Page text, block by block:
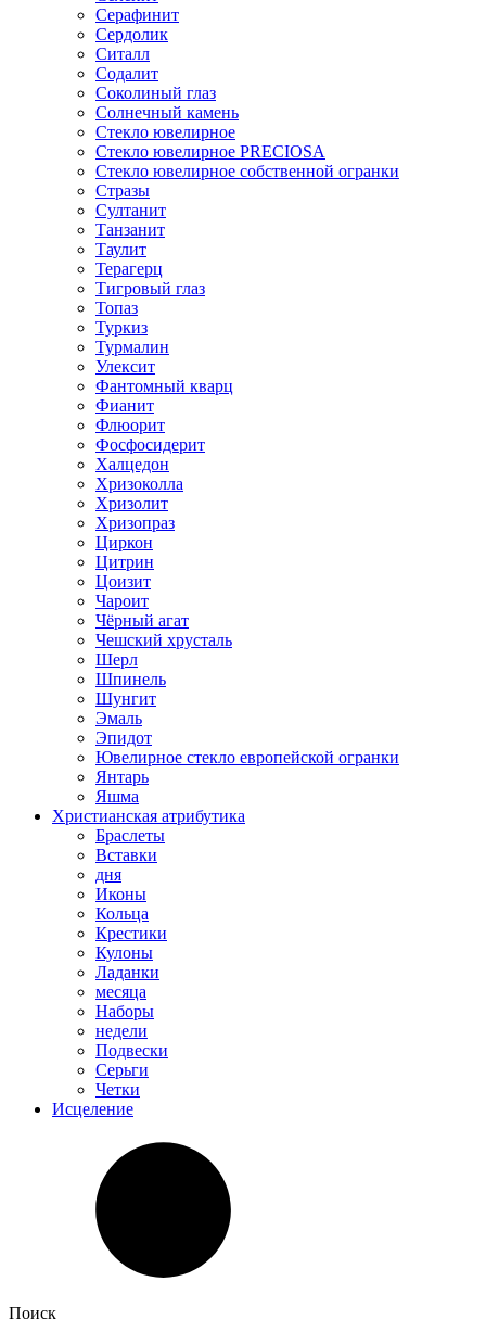
Серафинит
Сердолик
Ситалл
Содалит
Соколиный глаз
Солнечный камень
Стекло ювелирное
Стекло ювелирное PRECIOSA
Стекло ювелирное собственной огранки
Стразы
Султанит
Танзанит
Таулит
Терагерц
Тигровый глаз
Топаз
Туркиз
Турмалин
Улексит
Фантомный кварц
Фианит
Флюорит
Фосфосидерит
Халцедон
Хризоколла
Хризолит
Хризопраз
Циркон
Цитрин
Цоизит
Чароит
Чёрный агат
Чешский хрусталь
Шерл
Шпинель
Шунгит
Эмаль
Эпидот
Ювелирное стекло европейской огранки
Янтарь
Яшма
Христианская атрибутика
Браслеты
Вставки
дня
Иконы
Кольца
Крестики
Кулоны
Ладанки
месяца
Наборы
недели
Подвески
Серьги
Четки
Исцеление
Поиск